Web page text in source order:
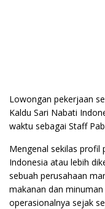
Lowongan pekerjaan
Kaldu Sari Nabati
waktu sebagai Staff
Mengenal sekilas profil
Indonesia atau lebih
sebuah perusahaan
makanan dan
operasionalnya sejak